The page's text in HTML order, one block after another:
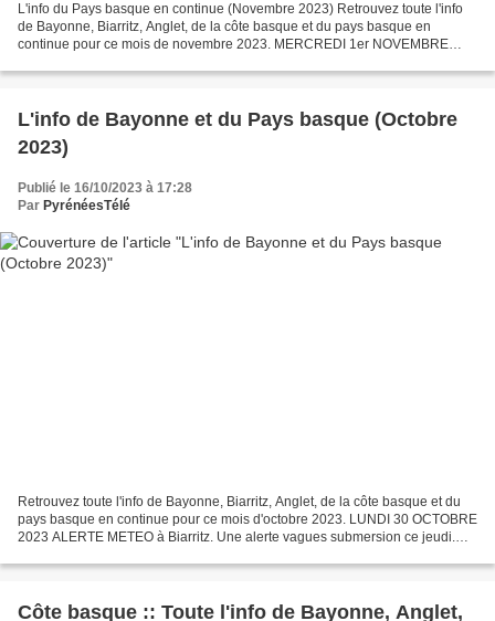
L'info du Pays basque en continue (Novembre 2023) Retrouvez toute l'info
de Bayonne, Biarritz, Anglet, de la côte basque et du pays basque en
continue pour ce mois de novembre 2023. MERCREDI 1er NOVEMBRE
L'info de Bayonne et du Pays basque (Octobre
2023)
Publié le 16/10/2023 à 17:28
Par PyrénéesTélé
Retrouvez toute l'info de Bayonne, Biarritz, Anglet, de la côte basque et du
pays basque en continue pour ce mois d'octobre 2023. LUNDI 30 OCTOBRE
2023 ALERTE METEO à Biarritz. Une alerte vagues submersion ce jeudi.
Côte basque :: Toute l'info de Bayonne, Anglet,